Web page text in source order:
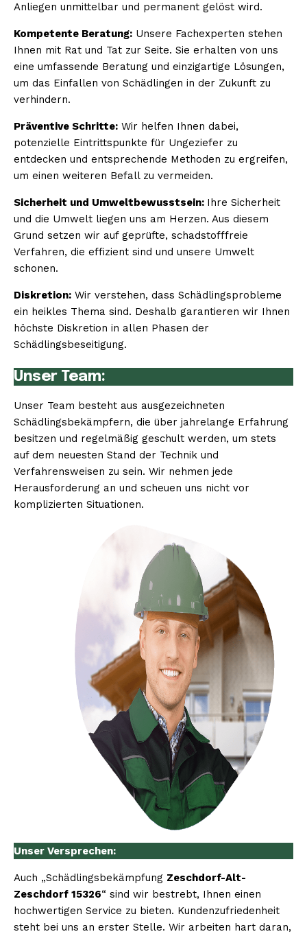
Anliegen unmittelbar und permanent gelöst wird.
Kompetente Beratung: Unsere Fachexperten stehen
Ihnen mit Rat und Tat zur Seite. Sie erhalten von uns
eine umfassende Beratung und einzigartige Lösungen,
um das Einfallen von Schädlingen in der Zukunft zu
verhindern.
Präventive Schritte: Wir helfen Ihnen dabei,
potenzielle Eintrittspunkte für Ungeziefer zu
entdecken und entsprechende Methoden zu ergreifen,
um einen weiteren Befall zu vermeiden.
Sicherheit und Umweltbewusstsein: Ihre Sicherheit
und die Umwelt liegen uns am Herzen. Aus diesem
Grund setzen wir auf geprüfte, schadstofffreie
Verfahren, die effizient sind und unsere Umwelt
schonen.
Diskretion: Wir verstehen, dass Schädlingsprobleme
ein heikles Thema sind. Deshalb garantieren wir Ihnen
höchste Diskretion in allen Phasen der
Schädlingsbeseitigung.
Unser Team:
Unser Team besteht aus ausgezeichneten
Schädlingsbekämpfern, die über jahrelange Erfahrung
besitzen und regelmäßig geschult werden, um stets
auf dem neuesten Stand der Technik und
Verfahrensweisen zu sein. Wir nehmen jede
Herausforderung an und scheuen uns nicht vor
komplizierten Situationen.
Unser Versprechen:
Auch „Schädlingsbekämpfung Zeschdorf-Alt-
Zeschdorf 15326“ sind wir bestrebt, Ihnen einen
hochwertigen Service zu bieten. Kundenzufriedenheit
steht bei uns an erster Stelle. Wir arbeiten hart daran,